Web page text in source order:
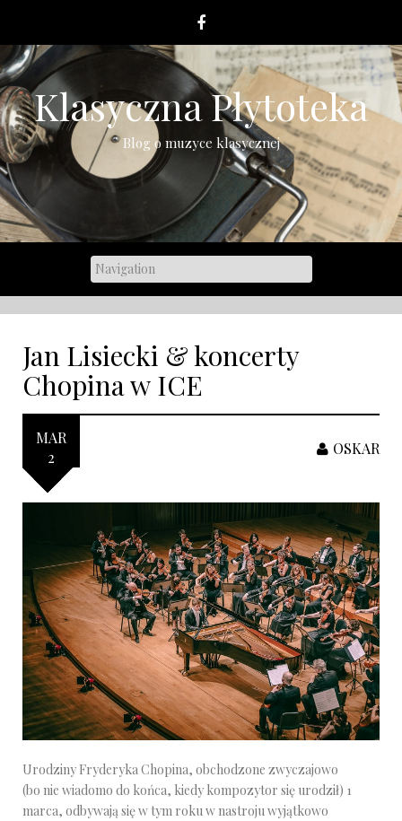
content
Klasyczna Płytoteka
Blog o muzyce klasycznej
Jan Lisiecki & koncerty
Chopina w ICE
MAR
2
OSKAR
Urodziny Fryderyka Chopina, obchodzone zwyczajowo
(bo nie wiadomo do końca, kiedy kompozytor się urodził) 1
marca, odbywają się w tym roku w nastroju wyjątkowo